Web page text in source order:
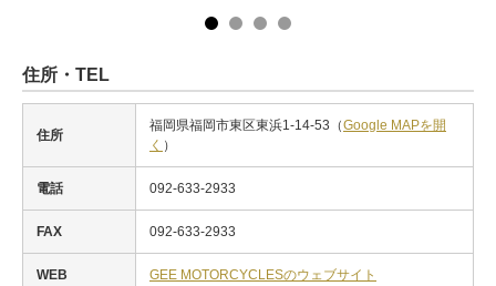
住所・TEL
住所
福岡県福岡市東区東浜1-14-53（Google MAPを開
く ）
電話 092-633-2933
FAX 092-633-2933
WEB GEE MOTORCYCLESのウェブサイト